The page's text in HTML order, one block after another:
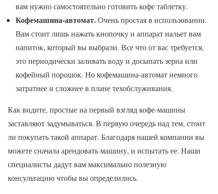
вам нужно самостоятельно готовить кофе таблетку.
Кофемашина-автомат.Очень простая в использовании.
Вам стоит лишь нажать кнопочку и аппарат нальет вам
напиток, который вы выбрали. Все что от вас требуется,
это периодически заливать воду и досыпать зерна или
кофейный порошок. Но кофемашина-автомат немного
затратнее и сложнее в плане техобслуживания.
Как видите, простые на первый взгляд кофе-машины
заставляют задумываться. В первую очередь над тем, стоит
ли покупать такой аппарат. Благодаря нашей компании вы
можете сначала арендовать машину, и испытать ее. Наши
специалисты дадут вам максимально полезную
консультацию чтобы вы определились.